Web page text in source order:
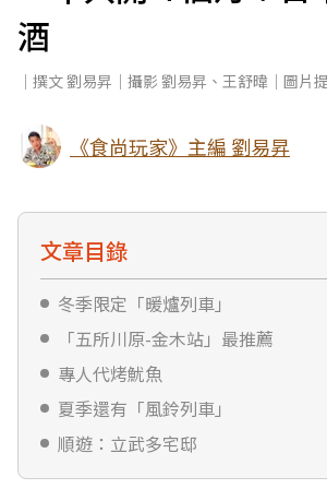
酒
｜撰文 劉易昇｜攝影 劉易昇、王舒暐｜圖片
《食尚玩家》主編 劉易昇
文章目錄
冬季限定「暖爐列車」
「五所川原-金木站」最推薦
專人代烤魷魚
夏季還有「風鈴列車」
順遊：立武多宅邸